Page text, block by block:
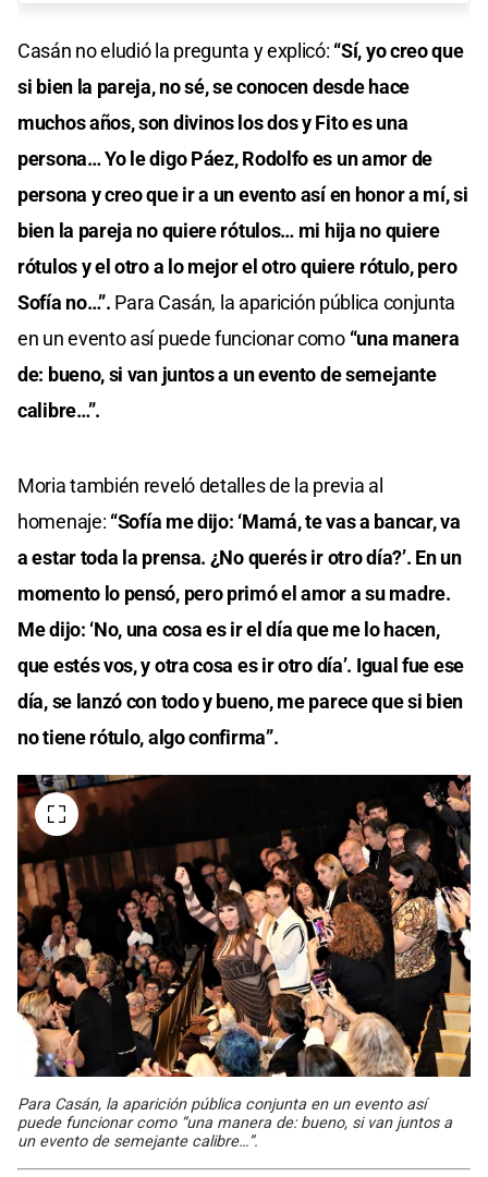
Casán no eludió la pregunta y explicó: “Sí, yo creo que
si bien la pareja, no sé, se conocen desde hace
muchos años, son divinos los dos y Fito es una
persona… Yo le digo Páez, Rodolfo es un amor de
persona y creo que ir a un evento así en honor a mí, si
bien la pareja no quiere rótulos… mi hija no quiere
rótulos y el otro a lo mejor el otro quiere rótulo, pero
Sofía no…”. Para Casán, la aparición pública conjunta
en un evento así puede funcionar como“una manera
de: bueno, si van juntos a un evento de semejante
calibre…”.
Moria también reveló detalles de la previa al
homenaje: “Sofía me dijo: ‘Mamá, te vas a bancar, va
a estar toda la prensa. ¿No querés ir otro día?’. En un
momento lo pensó, pero primó el amor a su madre.
Me dijo: ‘No, una cosa es ir el día que me lo hacen,
que estés vos, y otra cosa es ir otro día’. Igual fue ese
día, se lanzó con todo y bueno, me parece que si bien
no tiene rótulo, algo confirma”.
Para Casán, la aparición pública conjunta en un evento así
puede funcionar como “una manera de: bueno, si van juntos a
un evento de semejante calibre…”.